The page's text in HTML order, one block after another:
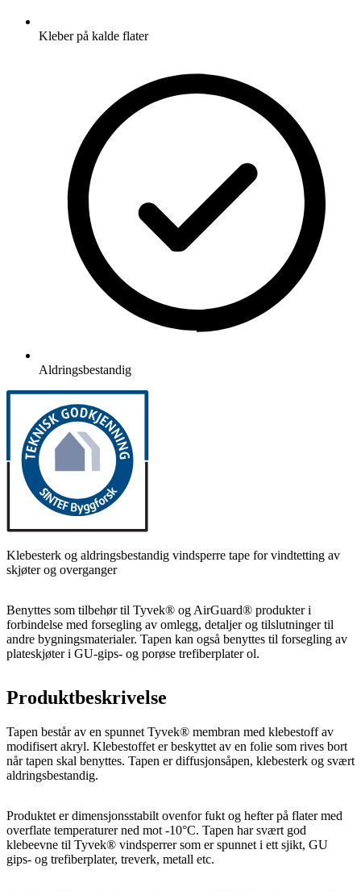
Kleber på kalde flater
Aldringsbestandig
Klebesterk og aldringsbestandig vindsperre tape for vindtetting av
skjøter og overganger
Benyttes som tilbehør til Tyvek® og AirGuard® produkter i
forbindelse med forsegling av omlegg, detaljer og tilslutninger til
andre bygningsmaterialer. Tapen kan også benyttes til forsegling av
plateskjøter i GU-gips- og porøse trefiberplater ol.
Produktbeskrivelse
Tapen består av en spunnet Tyvek® membran med klebestoff av
modifisert akryl. Klebestoffet er beskyttet av en folie som rives bort
når tapen skal benyttes. Tapen er diffusjonsåpen, klebesterk og svært
aldringsbestandig.
Produktet er dimensjonsstabilt ovenfor fukt og hefter på flater med
overflate temperaturer ned mot -10°C. Tapen har svært god
klebeevne til Tyvek® vindsperrer som er spunnet i ett sjikt, GU
gips- og trefiberplater, treverk, metall etc.